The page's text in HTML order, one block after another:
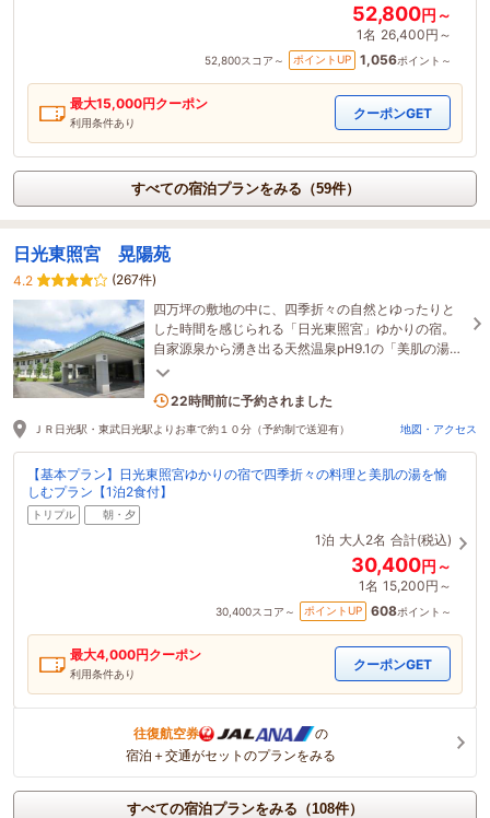
52,800円～
1名 26,400円～
52,800スコア～ ポイントUP 1,056ポイント～
最大15,000円クーポン
利用条件あり
クーポンGET
すべての宿泊プランをみる（59件）
日光東照宮 晃陽苑
4.2
(267件)
四万坪の敷地の中に、四季折々の自然とゆったりと
した時間を感じられる「日光東照宮」ゆかりの宿。
自家源泉から湧き出る天然温泉pH9.1の「美肌の湯」
と自慢の料理をお愉しみいただけます。
22時間前に予約されました
ＪＲ日光駅・東武日光駅よりお車で約１０分（予約制で送迎有） 地図・アクセス
【基本プラン】日光東照宮ゆかりの宿で四季折々の料理と美肌の湯を愉
しむプラン【1泊2食付】
トリプル 朝・夕
1泊 大人2名 合計(税込)
30,400円～
1名 15,200円～
30,400スコア～ ポイントUP 608ポイント～
最大4,000円クーポン
利用条件あり
クーポンGET
往復航空券
の
宿泊＋交通がセットのプランをみる
すべての宿泊プランをみる（108件）